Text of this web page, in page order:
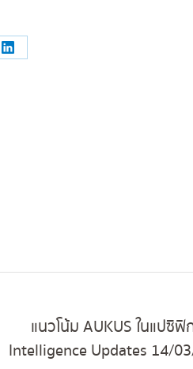
Share
แนวโน้ม AUKUS ในแปซิฟิ
Intelligence Updates 14/